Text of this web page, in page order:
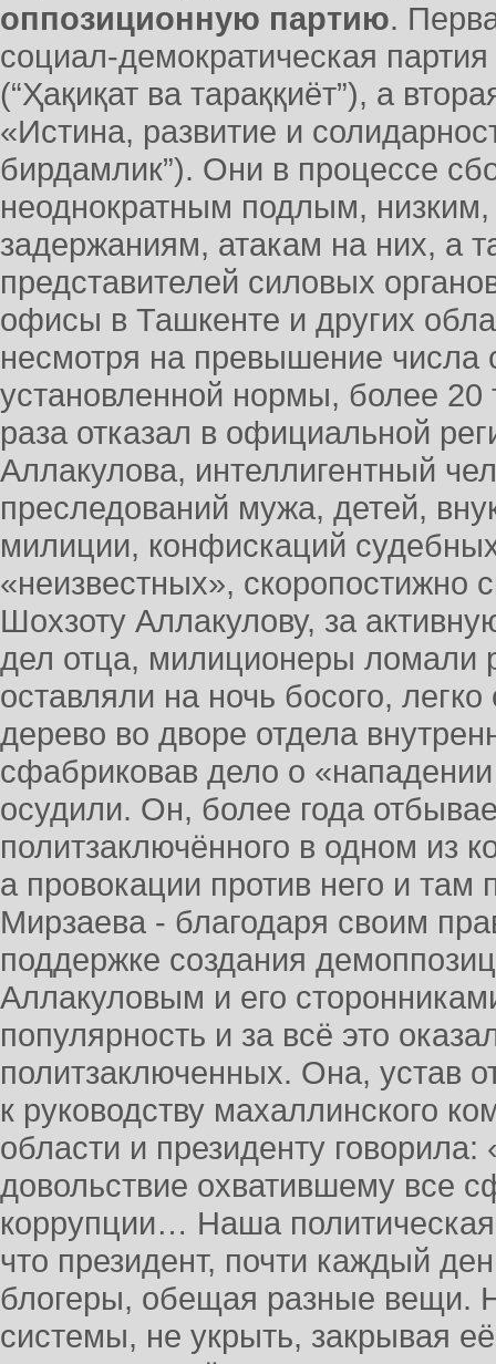
оппозиционную партию.
социал-демократическая
(“Ҳақиқат ва тараққиёт”), а
«Истина, развитие и
бирдамлик”). Они в процессе
неоднократным подлым,
задержаниям, атакам на них, а
представителей силовых
офисы в Ташкенте и других
несмотря на превышение числа
установленной нормы, более
раза отказал в официальной
Аллакулова, интеллигентный
преследований мужа, детей,
милиции, конфискаций
«неизвестных», скоропостижно
Шохзоту Аллакулову, за
дел отца, милиционеры ломали
оставляли на ночь босого, легко
дерево во дворе отдела
сфабриковав дело о
осудили. Он, более года
политзаключённого в одном из
а провокации против него и там
Мирзаева - благодаря своим
поддержке создания
Аллакуловым и его
популярность и за всё это
политзаключенных. Она, устав
к руководству махаллинского
области и президенту
довольствие охватившему все
коррупции… Наша
что президент, почти каждый
блогеры, обещая разные вещи.
системы, не укрыть, закрывая